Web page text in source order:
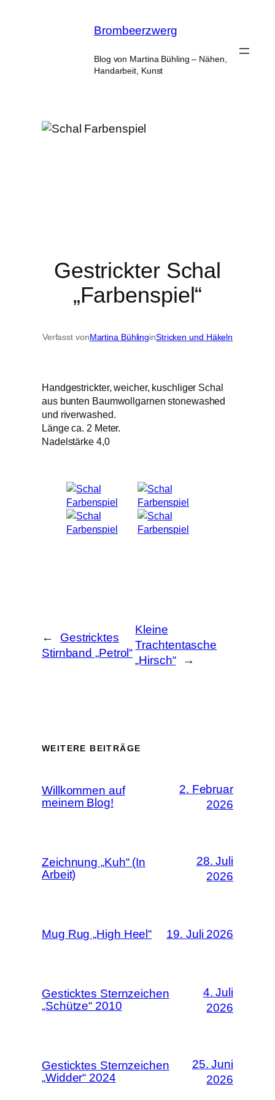
Brombeerzwerg
Blog von Martina Bühling – Nähen,
Handarbeit, Kunst
Gestrickter Schal
„Farbenspiel“
Verfasst vonMartina BühlinginStricken und Häkeln
Handgestrickter, weicher, kuschliger Schal
aus bunten Baumwollgarnen stonewashed
und riverwashed.
Länge ca. 2 Meter.
Nadelstärke 4,0
←
Gestricktes
Stirnband „Petrol“
Kleine
Trachtentasche
„Hirsch“
→
WEITERE BEITRÄGE
Willkommen auf
meinem Blog!
2. Februar
2026
Zeichnung „Kuh“ (In
Arbeit)
28. Juli
2026
Mug Rug „High Heel“ 19. Juli 2026
Gesticktes Sternzeichen
„Schütze“ 2010
4. Juli
2026
Gesticktes Sternzeichen
„Widder“ 2024
25. Juni
2026